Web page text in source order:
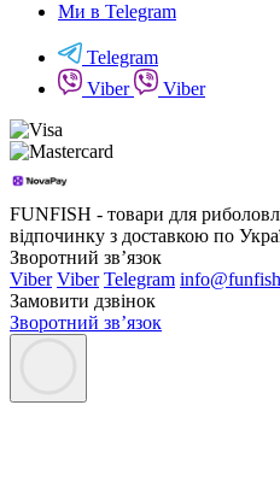
Ми в Telegram
Telegram
Viber
Viber
FUNFISH - товари для
відпочинку з доставкою по
Зворотний зв’язок
Viber Viber Telegram
Замовити дзвінок
Зворотний зв’язок